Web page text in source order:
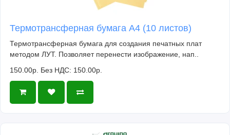
Термотрансферная бумага А4 (10 листов)
Термотрансферная бумага для создания печатных плат
методом ЛУТ. Позволяет перенести изображение, нап..
150.00р. Без НДС: 150.00р.